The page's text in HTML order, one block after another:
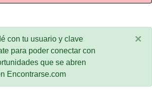
con tu usuario y clave
para poder conectar con
que se abren
Encontrarse.com
×